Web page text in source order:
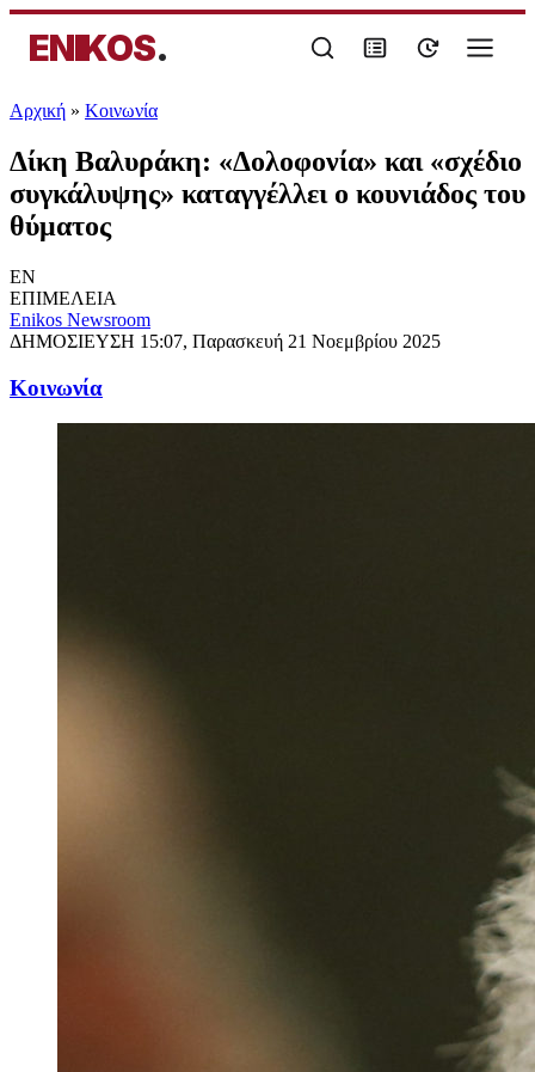
ENIKOS.
Αρχική » Κοινωνία
Δίκη Βαλυράκη: «Δολοφονία» και «σχέδιο
συγκάλυψης» καταγγέλλει ο κουνιάδος του
θύματος
EN
ΕΠΙΜΕΛΕΙΑ
Enikos Newsroom
ΔΗΜΟΣΙΕΥΣΗ 15:07, Παρασκευή 21 Νοεμβρίου 2025
Κοινωνία